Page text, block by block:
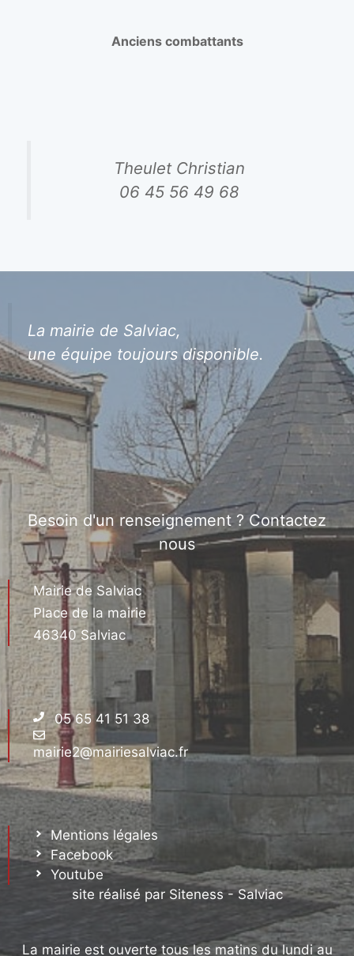
Anciens combattants
Theulet Christian
06 45 56 49 68
La mairie de Salviac,
une équipe toujours disponible.
Besoin d'un renseignement ? Contactez
nous
Mairie de Salviac
Place de la mairie
46340 Salviac
05 65 41 51 38
mairie2@mairiesalviac.fr
Mentions légales
Facebook
Youtube
site réalisé par Siteness - Salviac
La mairie est ouverte tous les matins du lundi au